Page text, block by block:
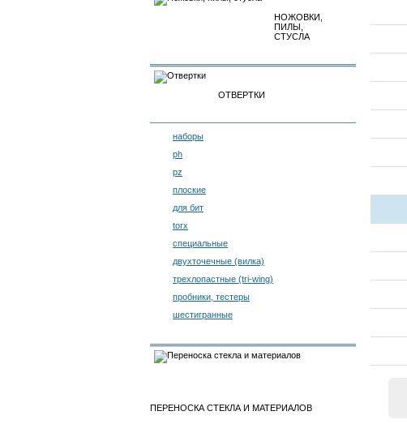
НОЖОВКИ,
ПИЛЫ,
СТУСЛА
ОТВЕРТКИ
наборы
ph
pz
плоские
для бит
torx
специальные
двухточечные (вилка)
трехлопастные (tri-wing)
пробники, тестеры
шестигранные
ПЕРЕНОСКА СТЕКЛА И МАТЕРИАЛОВ